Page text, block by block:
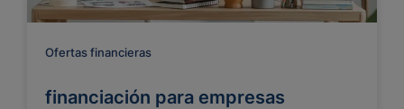
Ofertas financieras
financiación para empresas